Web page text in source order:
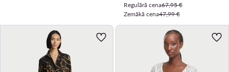
Regulārā cena67,95 €
Zemākā cena47,99 €